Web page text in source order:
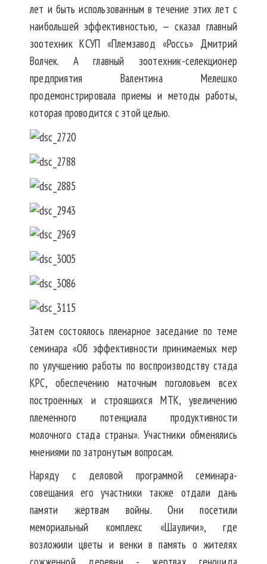
лет и быть использованным в течение этих лет с
наибольшей эффективностью, — сказал главный
зоотехник КСУП «Племзавод «Россь» Дмитрий
Волчек. А главный зоотехник-селекционер
предприятия Валентина Мелешко
продемонстрировала приемы и методы работы,
которая проводится с этой целью.
Затем состоялось пленарное заседание по теме
семинара «Об эффективности принимаемых мер
по улучшению работы по воспроизводству стада
КРС, обеспечению маточным поголовьем всех
построенных и строящихся МТК, увеличению
племенного потенциала продуктивности
молочного стада страны». Участники обменялись
мнениями по затронутым вопросам.
Наряду с деловой программой семинара-
совещания его участники также отдали дань
памяти жертвам войны. Они посетили
мемориальный комплекс «Шауличи», где
возложили цветы и венки в память о жителях